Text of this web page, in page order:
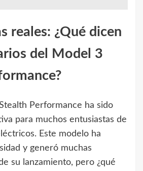
reales: ¿Qué dicen
del Model 3
Performance ha sido
para muchos entusiastas de
Este modelo ha
y generó muchas
su lanzamiento, pero ¿qué